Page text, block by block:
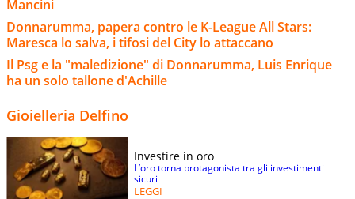
Mancini
Donnarumma, papera contro le K-League All Stars:
Maresca lo salva, i tifosi del City lo attaccano
Il Psg e la "maledizione" di Donnarumma, Luis Enrique
ha un solo tallone d'Achille
Gioielleria Delfino
Investire in oro
L’oro torna protagonista tra gli investimenti
sicuri
LEGGI